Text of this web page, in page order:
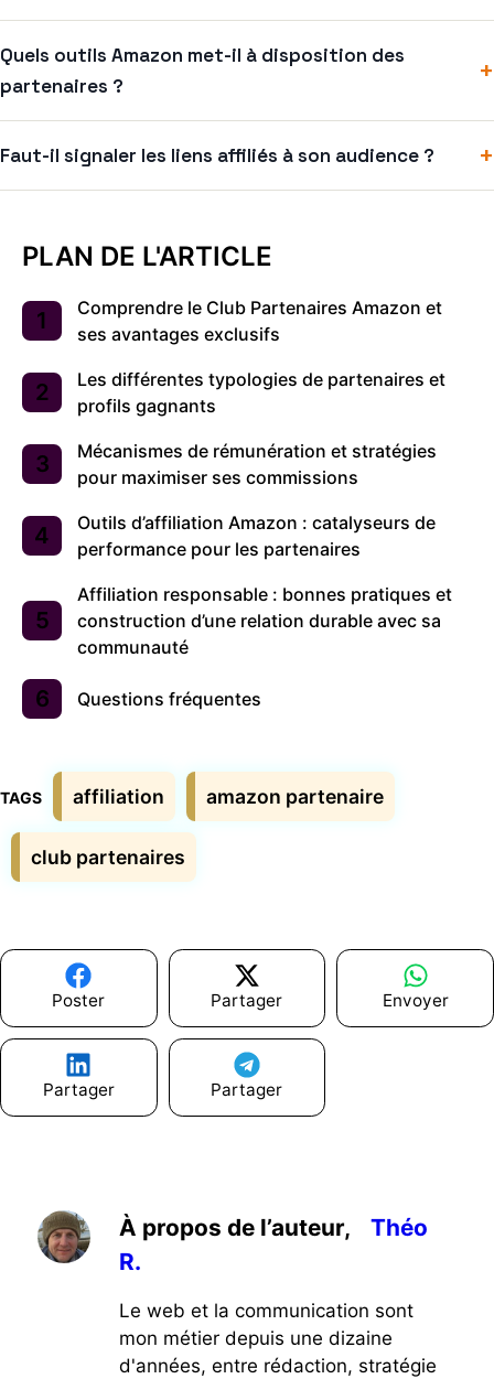
Quels outils Amazon met-il à disposition des
partenaires ?
+
Faut-il signaler les liens affiliés à son audience ? +
PLAN DE L'ARTICLE
Comprendre le Club Partenaires Amazon et
ses avantages exclusifs
Les différentes typologies de partenaires et
profils gagnants
Mécanismes de rémunération et stratégies
pour maximiser ses commissions
Outils d’affiliation Amazon : catalyseurs de
performance pour les partenaires
Affiliation responsable : bonnes pratiques et
construction d’une relation durable avec sa
communauté
Questions fréquentes
Étiquettes
affiliation amazon partenaire
club partenaires
Poster Partager Envoyer
Partager Partager
À propos de l’auteur,
Théo
R.
Le web et la communication sont
mon métier depuis une dizaine
d'années, entre rédaction, stratégie